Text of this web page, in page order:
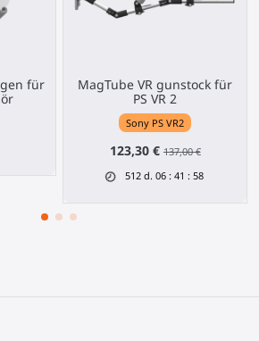
für
MagTube VR gunstock für
PS VR 2
Sony PS VR2
123,30 € 137,00 €
512 d. 06 :41 :58